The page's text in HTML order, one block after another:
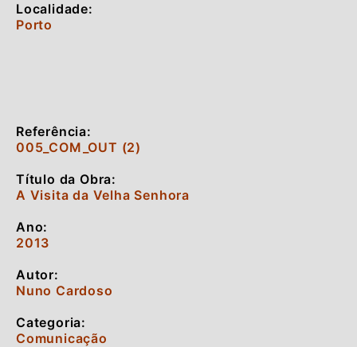
Localidade:
Porto
Referência:
005_COM_OUT (2)
Título da Obra:
A Visita da Velha Senhora
Ano:
2013
Autor:
Nuno Cardoso
Categoria:
Comunicação